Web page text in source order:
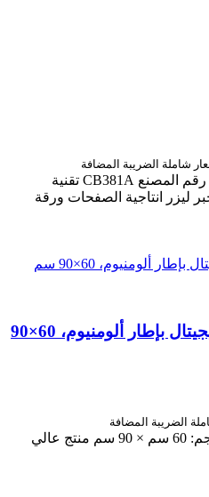
شاملة الضريبة المضافة
المواصفات رقم الصنف 375359 رقم المصنع CB381A تقنية
الطباعة تقنية الليزر نوع المنتج حبر ليزر انتاجية الصفحات ‎ورقة
سبورة بيضاء مغناطيسية ديجيتال بإطار ألومنيوم، 60×90
الضريبة المضافة
حول هذه السلعة لنوع: ألواح الحجم: 60 سم × 90 سم منتج عالي